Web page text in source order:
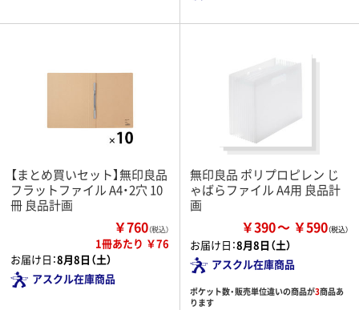
【まとめ買いセット】無印良品
フラットファイル A4・2穴 10
冊 良品計画
￥760（税込）
1冊あたり ￥76
お届け日：8月8日（土）
アスクル在庫商品
無印良品 ポリプロピレン じ
ゃばらファイル A4用 良品計
画
￥390 ￥590
お届け日：8月8日（土）
アスクル在庫商品
ポケット数・販売単位違いの商品が3商品あ
ります